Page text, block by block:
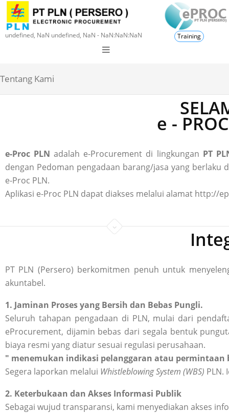
undefined, NaN undefined, NaN - NaN:NaN:NaN Training
Tentang Kami
e -
e-Proc PLN adalah e-Procurement di lingkungan PT
dengan Pedoman pengadaan barang/jasa yang berlaku
e-Proc PLN.
Aplikasi e-Proc PLN dapat diakses melalui alamat http://
PT PLN (Persero) berkomitmen penuh untuk
akuntabel.
1. Jaminan Proses yang Bersih dan Bebas Pungli.
Seluruh tahapan pengadaan di PLN, mulai dari
eProcurement, dijamin bebas dari segala bentuk
biaya resmi yang diatur sesuai regulasi perusahaan.
" menemukan indikasi pelanggaran atau permintaan
Segera laporkan melalui Whistleblowing System (WBS) PLN.
2. Keterbukaan dan Akses Informasi Publik
Sebagai wujud transparansi, kami menyediakan akses